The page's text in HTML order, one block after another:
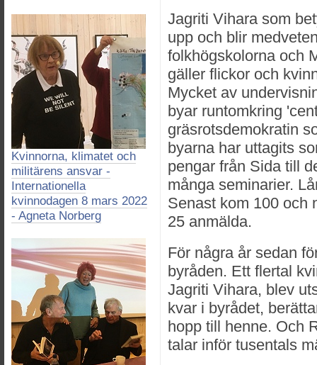
Kvinnorna, klimatet och
militärens ansvar -
Internationella
kvinnodagen 8 mars 2022
- Agneta Norberg
Jagriti Vihara som
upp och blir
folkhögskolorna och
gäller flickor och
Mycket av
byar runtomkring
gräsrotsdemokratin
byarna har uttagits
pengar från Sida till
många seminarier.
Senast kom 100 och
25 anmälda.
För några år sedan
byråden. Ett flertal
Jagriti Vihara, blev
kvar i byrådet,
hopp till henne. Och
talar inför tusentals